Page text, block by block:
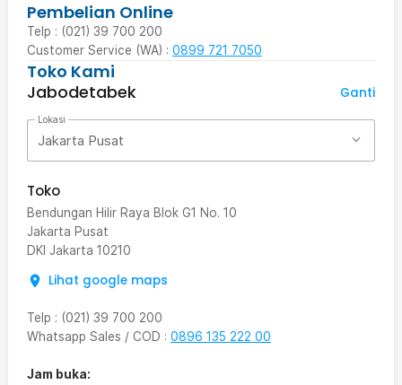
Pembelian Online
Telp : (021) 39 700 200
Customer Service (WA) : 0899 721 7050
Toko Kami
Jabodetabek
Ganti
Lokasi
Jakarta Pusat
Toko
Bendungan Hilir Raya Blok G1 No. 10
Jakarta Pusat
DKI Jakarta 10210
Lihat google maps
Telp : (021) 39 700 200
Whatsapp Sales / COD : 0896 135 222 00
Jam buka: